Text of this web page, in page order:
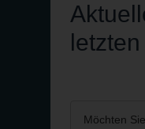
Möchten